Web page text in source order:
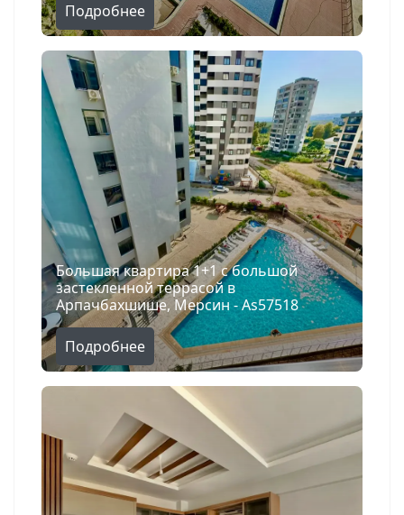
Поиск
Подробнее
Большая квартира 1+1 с большой
застекленной террасой в
Арпачбахшише, Мерсин - As57518
Подробнее